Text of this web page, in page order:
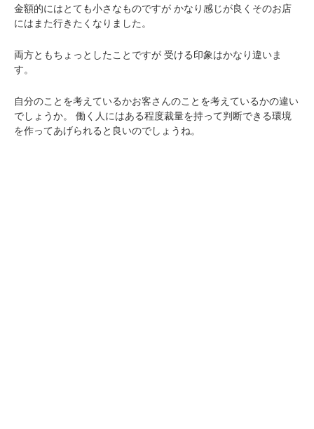
金額的にはとても小さなものですが かなり感じが良くそのお店
にはまた行きたくなりました。
両方ともちょっとしたことですが 受ける印象はかなり違いま
す。
自分のことを考えているかお客さんのことを考えているかの違い
でしょうか。
働く人にはある程度裁量を持って判断できる環境
を作ってあげられると良いのでしょうね。